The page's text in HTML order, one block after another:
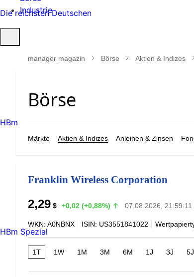
Industrie
öffnen
manager magazin Börse Aktien & Indizes
Märkte Aktien & Indizes Anleihen & Zinsen
Franklin Wireless Corporation
2,29 $ +0,02 (+0,88%) 07.08.2026, 21:59:11
WKN: A0NBNX ISIN: US3551841022
1T 1W 1M 3M 6M 1J 3J 5J
Die reichsten Deutschen
HBm
HBm Spezial